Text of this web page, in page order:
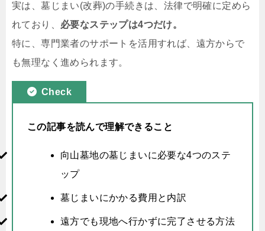
実は、墓じまい(改葬)の手続きは、法律で明確に定めら
れており、 必要なステップは4つだけ。
特に、専門業者のサポートを活用すれば、遠方からで
も無理なく進められます。
Check
この記事を読んで理解できること
向山墓地の墓じまいに必要な4つのステ
ップ
墓じまいにかかる費用と内訳
遠方でも現地へ行かずに完了させる方法